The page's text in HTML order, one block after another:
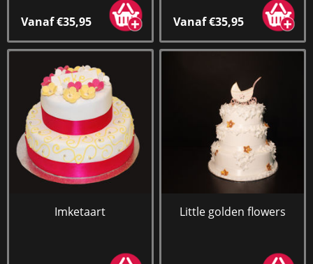
Vanaf €35,95 Vanaf €35,95
Imketaart Little golden flowers